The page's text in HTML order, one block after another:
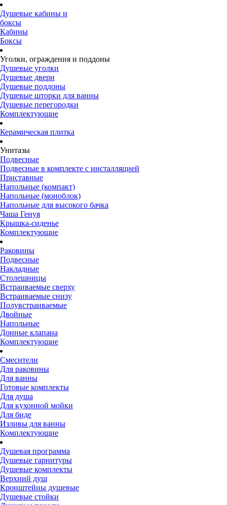
Душевые кабины и
боксы
Кабины
Боксы
Уголки, ограждения и поддоны
Душевые уголки
Душевые двери
Душевые поддоны
Душевые шторки для ванны
Душевые перегородки
Комплектующие
Керамическая плитка
Унитазы
Подвесные
Подвесные в комплекте с инсталляцией
Приставные
Напольные (компакт)
Напольные (моноблок)
Напольные для высокого бачка
Чаша Генуя
Крышка-сиденье
Комплектующие
Раковины
Подвесные
Накладные
Столешницы
Встраиваемые сверху
Встраиваемые снизу
Полувстраиваемые
Двойные
Напольные
Донные клапана
Комплектующие
Смесители
Для раковины
Для ванны
Готовые комплекты
Для душа
Для кухонной мойки
Для биде
Изливы для ванны
Комплектующие
Душевая программа
Душевые гарнитуры
Душевые комплекты
Верхний душ
Кронштейны душевые
Душевые стойки